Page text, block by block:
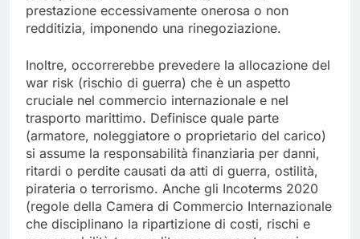
prestazione eccessivamente onerosa o non
redditizia, imponendo una rinegoziazione.
Inoltre, occorrerebbe prevedere la allocazione del
war risk (rischio di guerra) che è un aspetto
cruciale nel commercio internazionale e nel
trasporto marittimo. Definisce quale parte
(armatore, noleggiatore o proprietario del carico)
si assume la responsabilità finanziaria per danni,
ritardi o perdite causati da atti di guerra, ostilità,
pirateria o terrorismo. Anche gli Incoterms 2020
(regole della Camera di Commercio Internazionale
che disciplinano la ripartizione di costi, rischi e